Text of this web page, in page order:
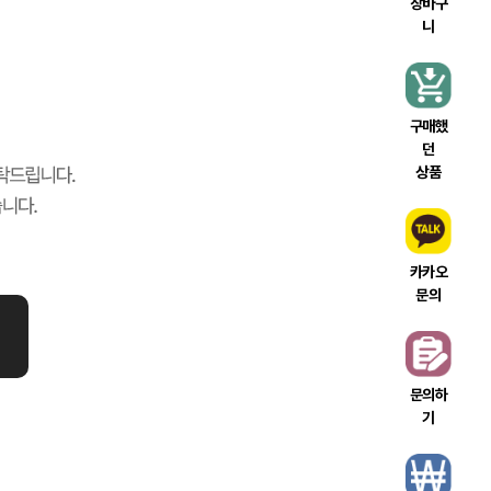
니
구매했
던
상품
카카오
문의
문의하
기